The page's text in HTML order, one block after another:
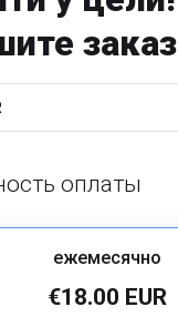
заказ
оплаты
ежемесячно
€18.00 EUR